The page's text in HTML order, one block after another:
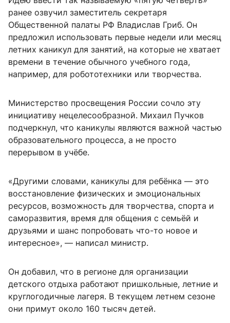
ранее озвучил заместитель секретаря
Общественной палаты РФ Владислав Гриб. Он
предложил использовать первые недели или месяц
летних каникул для занятий, на которые не хватает
времени в течение обычного учебного года,
например, для робототехники или творчества.
Министерство просвещения России сочло эту
инициативу нецелесообразной. Михаил Пучков
подчеркнул, что каникулы являются важной частью
образовательного процесса, а не просто
перерывом в учёбе.
«Другими словами, каникулы для ребёнка — это
восстановление физических и эмоциональных
ресурсов, возможность для творчества, спорта и
саморазвития, время для общения с семьёй и
друзьями и шанс попробовать что-то новое и
интересное», — написал министр.
Он добавил, что в регионе для организации
детского отдыха работают пришкольные, летние и
круглогодичные лагеря. В текущем летнем сезоне
они примут около 160 тысяч детей.